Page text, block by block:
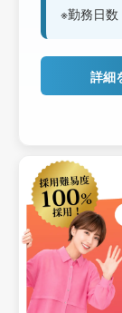
※勤務日
詳細